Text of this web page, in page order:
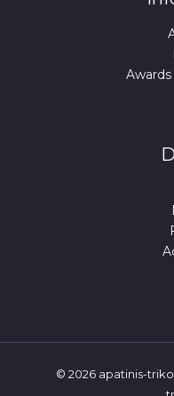
© 2026 apatinis-